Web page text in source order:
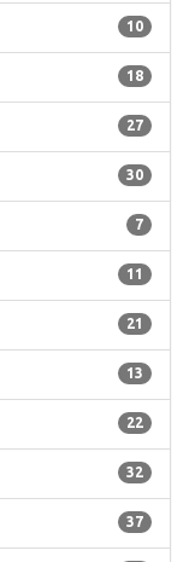
10
18
27
30
7
11
21
13
22
32
37